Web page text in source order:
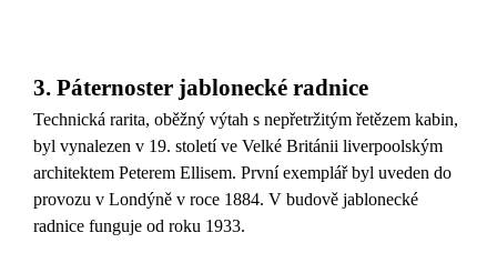
3. Páternoster jablonecké radnice
Technická rarita, oběžný výtah s nepřetržitým řetězem kabin,
byl vynalezen v 19. století ve Velké Británii liverpoolským
architektem Peterem Ellisem. První exemplář byl uveden do
provozu v Londýně v roce 1884. V budově jablonecké
radnice funguje od roku 1933.